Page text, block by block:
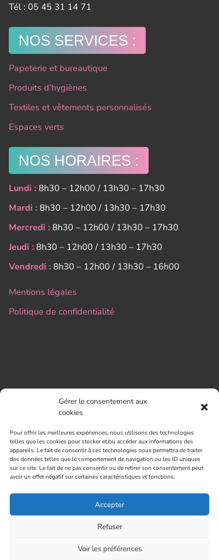
Gérer le consentement aux
cookies
Pour offrir les meilleures expériences, nous utilisons des technologies
telles que les cookies pour stocker et/ou accéder aux informations des
appareils. Le fait de consentir à ces technologies nous permettra de traiter
des données telles que le comportement de navigation ou les ID uniques
sur ce site. Le fait de ne pas consentir ou de retirer son consentement peut
avoir un effet négatif sur certaines caractéristiques et fonctions.
Accepter
Refuser
Voir les préférences
​Tél : 05 45 31 14 71
NOS SERVICES :
Papeterie et bureautique
Produits d’hygiènes
Textiles et vêtements personnalisés
Espaces verts
NOS HORAIRES :
Lundi : 8h30 – 12h00 / 13h30 – 17h30
Mardi : 8h30 – 12h00 / 13h30 – 17h30
Mercredi : 8h30 – 12h00 / 13h30 – 17h30
Jeudi : 8h30 – 12h00 / 13h30 – 17h30
Vendredi : 8h30 – 12h00 / 13h30 – 16h00
Mentions légales
Politique de confidentialité